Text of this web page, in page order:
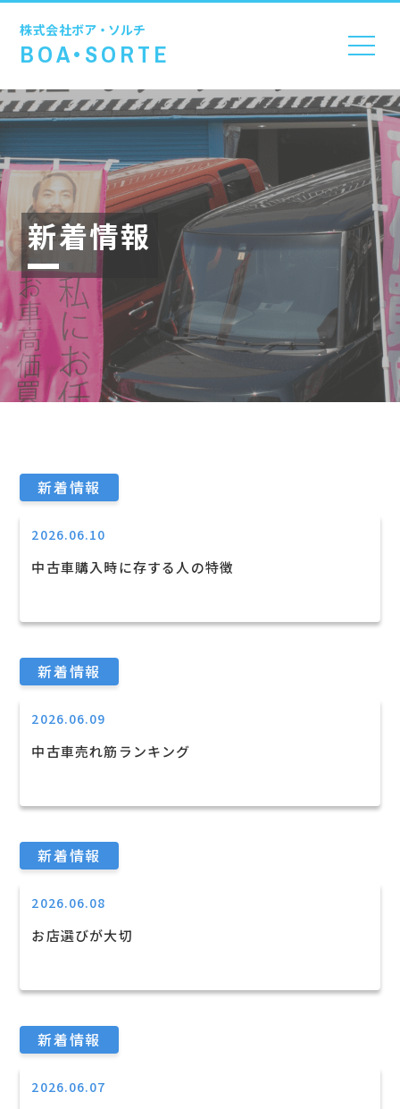
株式会社ボア・ソルチ
BOA•SORTE
新着情報
新着情報
2026.06.10
中古車購入時に存する人の特徴
新着情報
2026.06.09
中古車売れ筋ランキング
新着情報
2026.06.08
お店選びが大切
新着情報
2026.06.07